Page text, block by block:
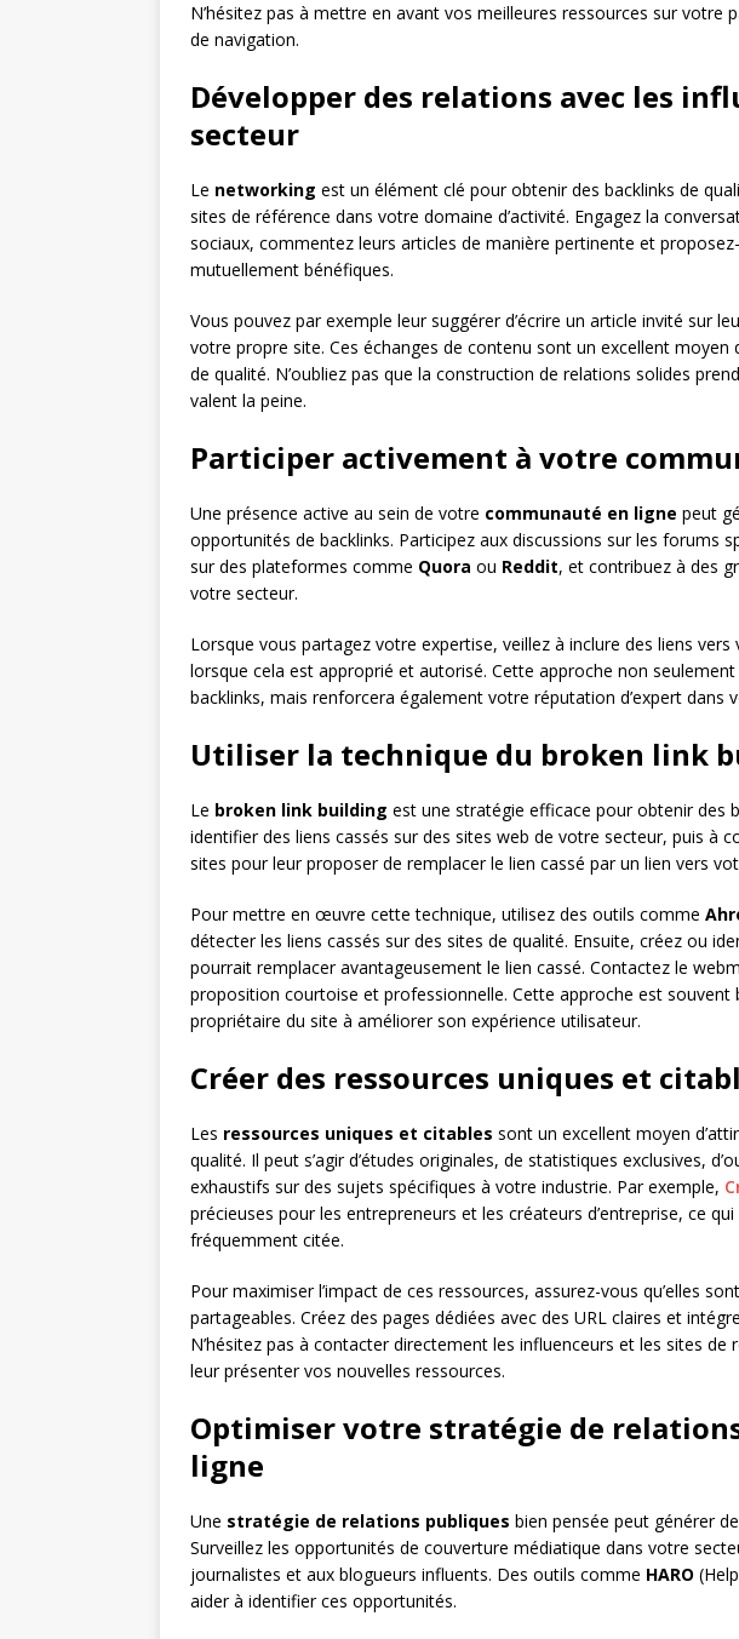
N’hésitez pas à mettre en avant vos meilleures ressources sur votre
de navigation.
Développer des relations avec les
secteur
Le networking est un élément clé pour obtenir des backlinks de
sites de référence dans votre domaine d’activité. Engagez la
sociaux, commentez leurs articles de manière pertinente et
mutuellement bénéfiques.
Vous pouvez par exemple leur suggérer d’écrire un article invité sur
votre propre site. Ces échanges de contenu sont un excellent moyen
de qualité. N’oubliez pas que la construction de relations solides
valent la peine.
Participer activement à votre
Une présence active au sein de votre communauté en ligne peut
opportunités de backlinks. Participez aux discussions sur les forums
sur des plateformes comme Quora ou Reddit, et contribuez à des
votre secteur.
Lorsque vous partagez votre expertise, veillez à inclure des liens
lorsque cela est approprié et autorisé. Cette approche non
backlinks, mais renforcera également votre réputation d’expert dans
Utiliser la technique du broken link
Le broken link building est une stratégie efficace pour obtenir des
identifier des liens cassés sur des sites web de votre secteur, puis à
sites pour leur proposer de remplacer le lien cassé par un lien vers
Pour mettre en œuvre cette technique, utilisez des outils comme
détecter les liens cassés sur des sites de qualité. Ensuite, créez ou
pourrait remplacer avantageusement le lien cassé. Contactez le
proposition courtoise et professionnelle. Cette approche est souvent
propriétaire du site à améliorer son expérience utilisateur.
Créer des ressources uniques et
Les ressources uniques et citables sont un excellent moyen
qualité. Il peut s’agir d’études originales, de statistiques exclusives,
exhaustifs sur des sujets spécifiques à votre industrie. Par exemple,
précieuses pour les entrepreneurs et les créateurs d’entreprise, ce
fréquemment citée.
Pour maximiser l’impact de ces ressources, assurez-vous qu’elles
partageables. Créez des pages dédiées avec des URL claires et
N’hésitez pas à contacter directement les influenceurs et les sites
leur présenter vos nouvelles ressources.
Optimiser votre stratégie de
ligne
Une stratégie de relations publiques bien pensée peut générer
Surveillez les opportunités de couverture médiatique dans votre
journalistes et aux blogueurs influents. Des outils comme HARO
aider à identifier ces opportunités.